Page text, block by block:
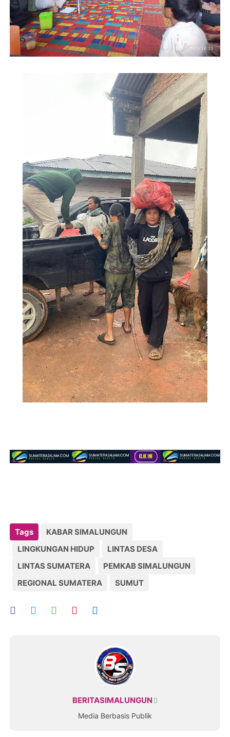
Tags
KABAR SIMALUNGUN
LINGKUNGAN HIDUP
LINTAS DESA
LINTAS SUMATERA
PEMKAB SIMALUNGUN
REGIONAL SUMATERA
SUMUT
BERITASIMALUNGUN
Media Berbasis Publik